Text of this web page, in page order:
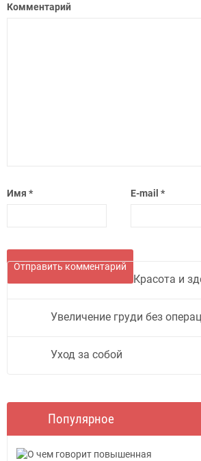
Комментарий
Имя * E-mail*
Красота и
Увеличение груди без
Уход за собой
Популярное